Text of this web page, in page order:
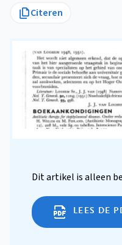
Citeren
Dit artikel is alleen
LEES DE